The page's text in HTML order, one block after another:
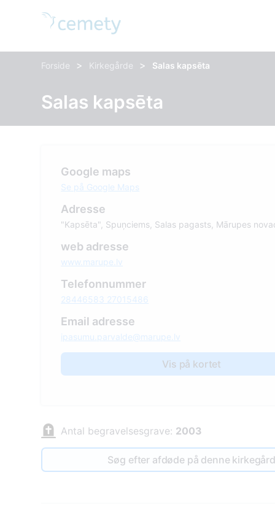
Forside > Kirkegårde > Salas kapsēta
Salas kapsēta
Google maps
Se på Google Maps
Adresse
"Kapsēta", Spuņciems, Salas pagasts, Mārupes
web adresse
www.marupe.lv
Telefonnummer
28446583 27015486
Email adresse
ipasumu.parvalde@marupe.lv
Vis på kortet
Antal begravelsesgrave: 2003
Søg efter afdøde på denne kirkegård